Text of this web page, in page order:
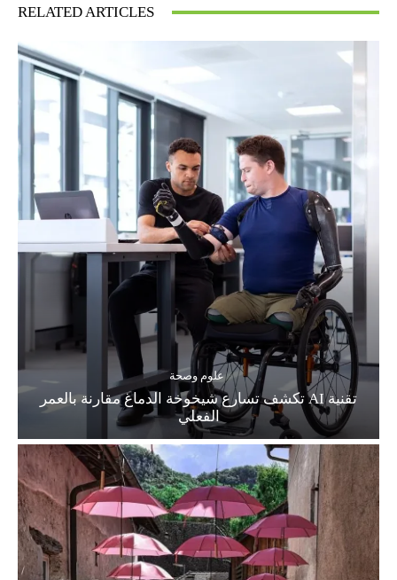
RELATED ARTICLES
علوم وصحة
تقنية AI تكشف تسارع شيخوخة الدماغ مقارنة بالعمر
الفعلي